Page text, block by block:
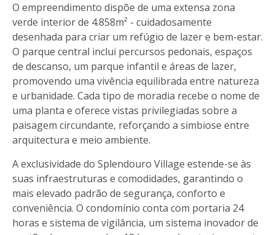
O empreendimento dispõe de uma extensa zona
verde interior de 4.858m² - cuidadosamente
desenhada para criar um refúgio de lazer e bem-estar.
O parque central inclui percursos pedonais, espaços
de descanso, um parque infantil e áreas de lazer,
promovendo uma vivência equilibrada entre natureza
e urbanidade. Cada tipo de moradia recebe o nome de
uma planta e oferece vistas privilegiadas sobre a
paisagem circundante, reforçando a simbiose entre
arquitectura e meio ambiente.
A exclusividade do Splendouro Village estende-se às
suas infraestruturas e comodidades, garantindo o
mais elevado padrão de segurança, conforto e
conveniência. O condomínio conta com portaria 24
horas e sistema de vigilância, um sistema inovador de